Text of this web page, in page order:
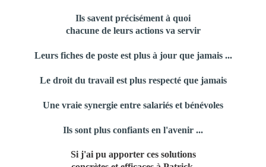
Ils savent précisément à quoi
chacune de leurs actions va servir
Leurs fiches de poste est plus à jour que jamais ...
Le droit du travail est plus respecté que jamais
Une vraie synergie entre salariés et bénévoles
Ils sont plus confiants en l'avenir ...
Si j'ai pu apporter ces solutions